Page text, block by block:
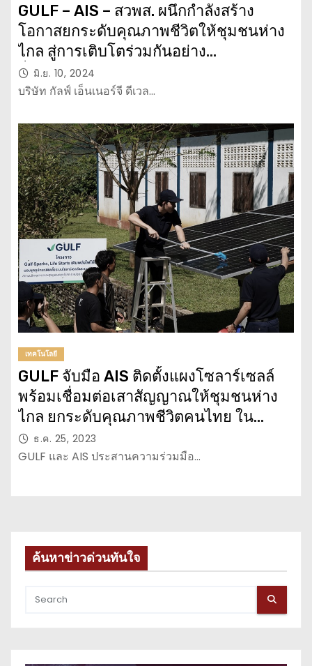
GULF – AIS – สวพส. ผนึกกำลังสร้าง
โอกาสยกระดับคุณภาพชีวิตให้ชุมชนห่าง
ไกล สู่การเติบโตร่วมกันอย่าง
ยั่งยืน “Green Energy Green Network
for THAIs” พลังงานสะอาดเชื่อมเครือ
มิ.ย. 10, 2024
บริษัท กัลฟ์ เอ็นเนอร์จี ดีเวล…
เทคโนโลยี
GULF จับมือ AIS ติดตั้งแผงโซลาร์เซลล์
พร้อมเชื่อมต่อเสาสัญญาณให้ชุมชนห่าง
ไกล ยกระดับคุณภาพชีวิตคนไทย ใน
โครงการ Gulf x AIS Solar Synergy: A
Spark of Green Energy Network
ธ.ค. 25, 2023
GULF และ AIS ประสานความร่วมมือ…
ค้นหาข่าวด่วนทันใจ